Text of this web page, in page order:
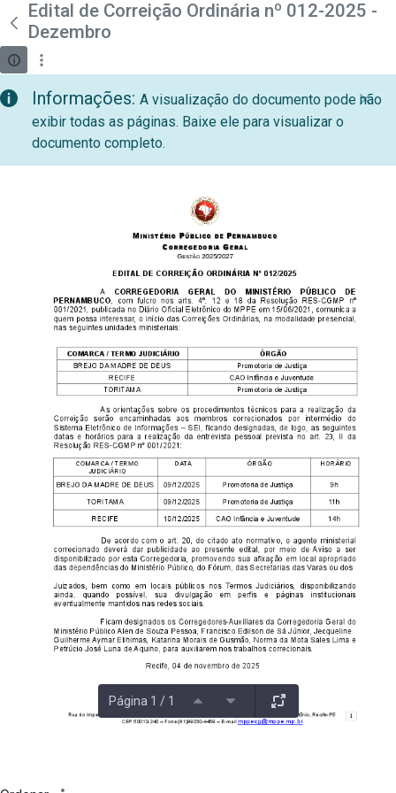
Pular para o Conteúdo principal
teste descricao
Edital de Correição Ordinária nº 012-2025 -
Dezembro
Informações: A visualização do documento pode não
exibir todas as páginas. Baixe ele para visualizar o
documento completo.
Página 1 / 1